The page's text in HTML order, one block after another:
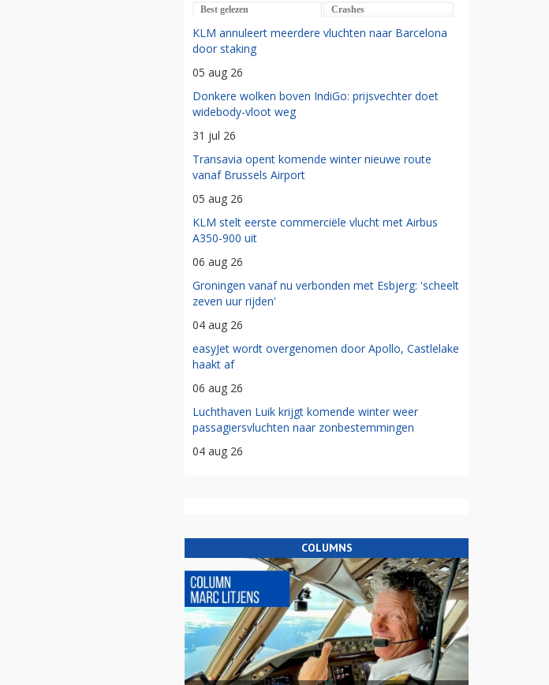
Best gelezen Crashes
KLM annuleert meerdere vluchten naar Barcelona
door staking
05 aug 26
Donkere wolken boven IndiGo: prijsvechter doet
widebody-vloot weg
31 jul 26
Transavia opent komende winter nieuwe route
vanaf Brussels Airport
05 aug 26
KLM stelt eerste commerciële vlucht met Airbus
A350-900 uit
06 aug 26
Groningen vanaf nu verbonden met Esbjerg: 'scheelt
zeven uur rijden'
04 aug 26
easyJet wordt overgenomen door Apollo, Castlelake
haakt af
06 aug 26
Luchthaven Luik krijgt komende winter weer
passagiersvluchten naar zonbestemmingen
04 aug 26
COLUMNS